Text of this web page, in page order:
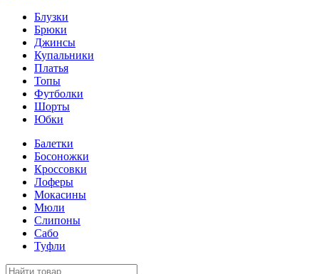
Блузки
Брюки
Джинсы
Купальники
Платья
Топы
Футболки
Шорты
Юбки
Балетки
Босоножки
Кроссовки
Лоферы
Мокасины
Мюли
Слипоны
Сабо
Туфли
Поиск